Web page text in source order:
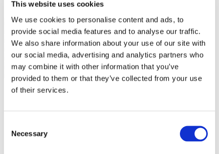
This website uses cookies
We use cookies to personalise content and ads, to
provide social media features and to analyse our traffic.
We also share information about your use of our site with
our social media, advertising and analytics partners who
may combine it with other information that you’ve
provided to them or that they’ve collected from your use
of their services.
Selection
Necessary